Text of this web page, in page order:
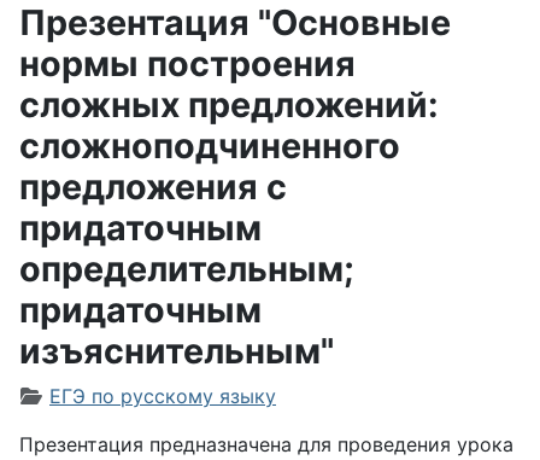
Презентация "Основные
нормы построения
сложных предложений:
сложноподчиненного
предложения с
придаточным
определительным;
придаточным
изъяснительным"
Информация о материале
ЕГЭ по русскому языку
Презентация предназначена для проведения урока